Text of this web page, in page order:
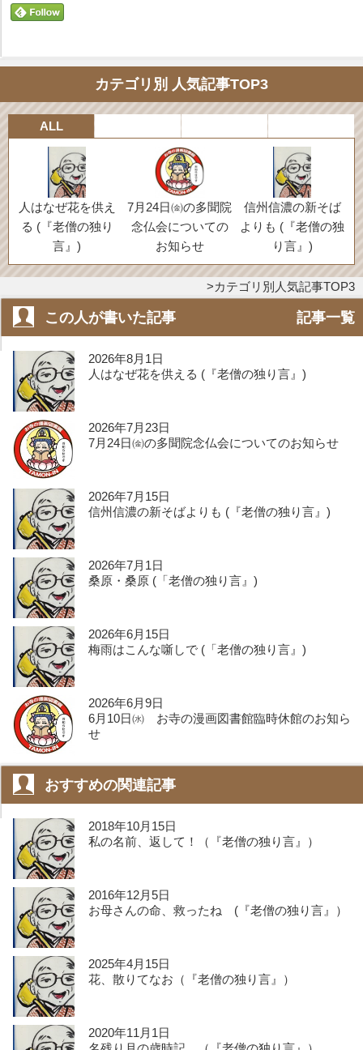
カテゴリ別 人気記事TOP3
ALL
人はなぜ花を供え
る (『老僧の独り
言』)
7月24日㈮の多聞院
念仏会についての
お知らせ
信州信濃の新そば
よりも (『老僧の独
り言』)
カテゴリ別人気記事TOP3
この人が書いた記事 記事一覧
2026年8月1日
人はなぜ花を供える (『老僧の独り言』)
2026年7月23日
7月24日㈮の多聞院念仏会についてのお知らせ
2026年7月15日
信州信濃の新そばよりも (『老僧の独り言』)
2026年7月1日
桑原・桑原 (「老僧の独り言』)
2026年6月15日
梅雨はこんな噺しで (「老僧の独り言』)
2026年6月9日
6月10日㈬ お寺の漫画図書館臨時休館のお知ら
せ
おすすめの関連記事
2018年10月15日
私の名前、返して！（『老僧の独り言』）
2016年12月5日
お母さんの命、救ったね (『老僧の独り言』）
2025年4月15日
花、散りてなお（『老僧の独り言』）
2020年11月1日